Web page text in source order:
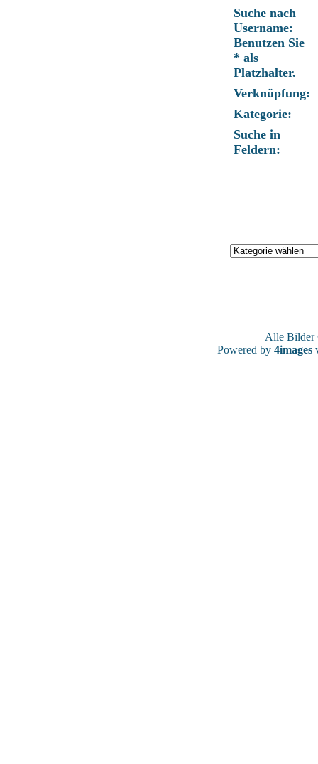
Suche nach
Username:
Benutzen Sie
* als
Platzhalter.
Verknüpfung:
Kategorie:
Suche in
Feldern:
Alle
Powered by 4images